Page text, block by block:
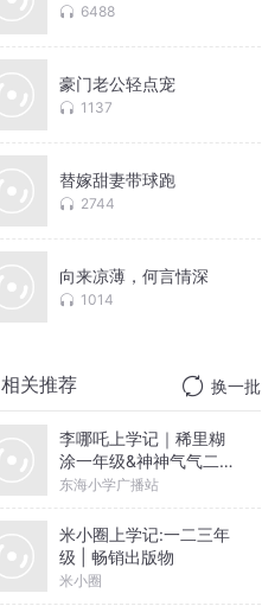
6488
豪门老公轻点宠
1137
替嫁甜妻带球跑
2744
向来凉薄，何言情深
1014
相关推荐 换一批
李哪吒上学记｜稀里糊
涂一年级&神神气气二年
级
东海小学广播站
米小圈上学记:一二三年
级 | 畅销出版物
米小圈